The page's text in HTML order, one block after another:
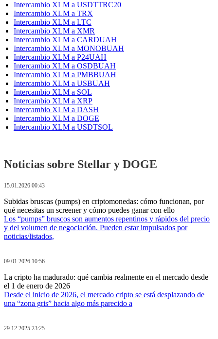
Intercambio XLM a USDTTRC20
Intercambio XLM a TRX
Intercambio XLM a LTC
Intercambio XLM a XMR
Intercambio XLM a CARDUAH
Intercambio XLM a MONOBUAH
Intercambio XLM a P24UAH
Intercambio XLM a OSDBUAH
Intercambio XLM a PMBBUAH
Intercambio XLM a USBUAH
Intercambio XLM a SOL
Intercambio XLM a XRP
Intercambio XLM a DASH
Intercambio XLM a DOGE
Intercambio XLM a USDTSOL
Noticias sobre Stellar y DOGE
15.01.2026 00:43
Subidas bruscas (pumps) en criptomonedas: cómo funcionan, por
qué necesitas un screener y cómo puedes ganar con ello
Los “pumps” bruscos son aumentos repentinos y rápidos del precio
y del volumen de negociación. Pueden estar impulsados por
noticias/listados,
09.01.2026 10:56
La cripto ha madurado: qué cambia realmente en el mercado desde
el 1 de enero de 2026
Desde el inicio de 2026, el mercado cripto se está desplazando de
una “zona gris” hacia algo más parecido a
29.12.2025 23:25